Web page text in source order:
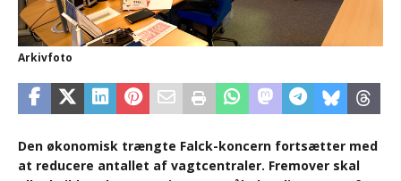
Arkivfoto
Den økonomisk trængte Falck-koncern fortsætter med
at reducere antallet af vagtcentraler. Fremover skal